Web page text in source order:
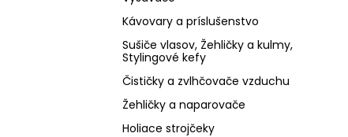
Kávovary a príslušenstvo
Sušiče vlasov, Žehličky a kulmy,
Stylingové kefy
Čističky a zvlhčovače vzduchu
Žehličky a naparovače
Holiace strojčeky